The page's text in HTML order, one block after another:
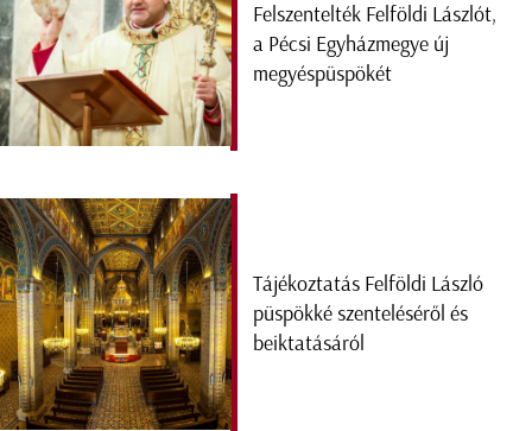
Felszentelték Felföldi Lászlót,
a Pécsi Egyházmegye új
megyéspüspökét
Tájékoztatás Felföldi László
püspökké szenteléséről és
beiktatásáról